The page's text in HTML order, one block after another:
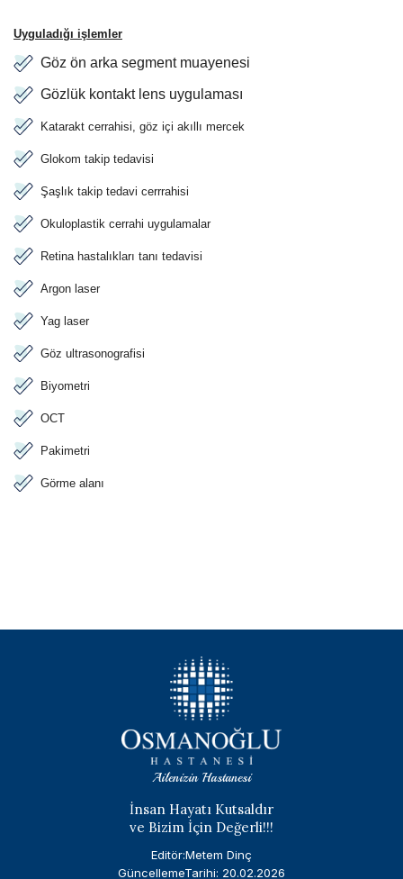
Uyguladığı işlemler
Göz ön arka segment muayenesi
Gözlük kontakt lens uygulaması
Katarakt cerrahisi, göz içi akıllı mercek
Glokom takip tedavisi
Şaşlık takip tedavi cerrrahisi
Okuloplastik cerrahi uygulamalar
Retina hastalıkları tanı tedavisi
Argon laser
Yag laser
Göz ultrasonografisi
Biyometri
OCT
Pakimetri
Görme alanı
İnsan Hayatı Kutsaldır
ve Bizim İçin Değerli!!!
Editör:Metem Dinç
GüncellemeTarihi: 20.02.2026
Ailenizin Hastanesi